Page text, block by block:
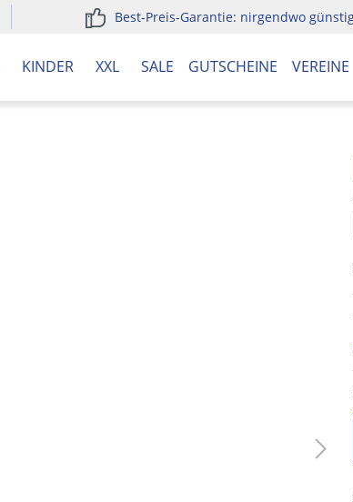
Best-Preis-Garantie: nirgendwo
KINDER XXL SALE GUTSCHEINE VEREINE